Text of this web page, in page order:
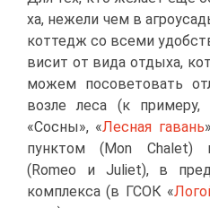
ха, неже­ли чем в
кот­тедж со все­ми
ви­сит от ви­да от­ды­ха,
мо­жем по­со­ве­то­вать
воз­ле ле­са (к при­ме­ру,
«Сос­ны», «Лес­ная га­вань
пунк­том (Mon
(Romeo и Juliet), в
ком­плек­са (в ГСОК «